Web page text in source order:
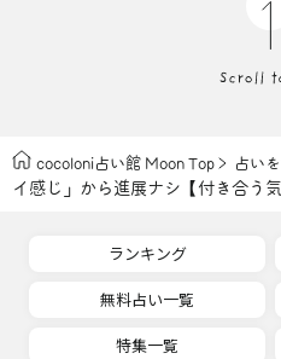
cocoloni占い館 Moon Top 占い
イ感じ」から進展ナシ【付き合う
ランキング
無料占い一覧
特集一覧